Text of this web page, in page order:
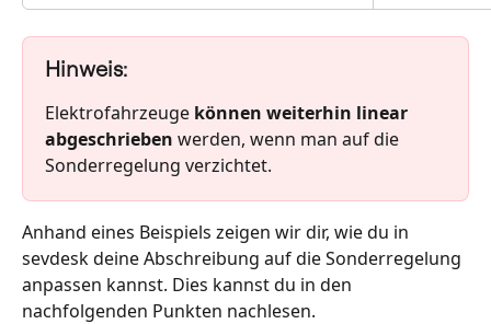
Hinweis:
Elektrofahrzeuge können weiterhin linear
abgeschrieben werden, wenn man auf die
Sonderregelung verzichtet.
Anhand eines Beispiels zeigen wir dir, wie du in
sevdesk deine Abschreibung auf die Sonderregelung
anpassen kannst. Dies kannst du in den
nachfolgenden Punkten nachlesen.